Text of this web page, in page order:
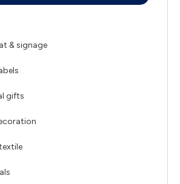
& signage
gifts